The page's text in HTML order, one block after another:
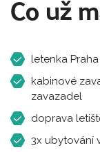
Co už
letenka
kabinové
zavazadel
doprava
3x ubytování